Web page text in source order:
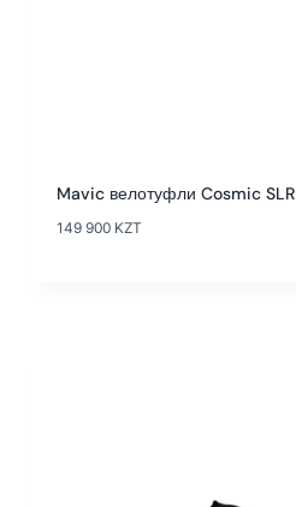
Mavic велотуфли Cosmic SLR
149 900 KZT